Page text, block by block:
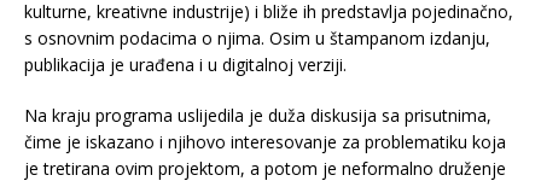
kulturne, kreativne industrije) i bliže ih predstavlja pojedinačno,
s osnovnim podacima o njima. Osim u štampanom izdanju,
publikacija je urađena i u digitalnoj verziji.
Na kraju programa uslijedila je duža diskusija sa prisutnima,
čime je iskazano i njihovo interesovanje za problematiku koja
je tretirana ovim projektom, a potom je neformalno druženje